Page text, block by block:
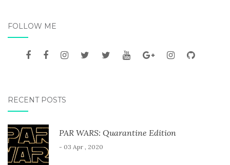
FOLLOW ME
RECENT POSTS
PAR WARS: Quarantine Edition
- 03 Apr , 2020